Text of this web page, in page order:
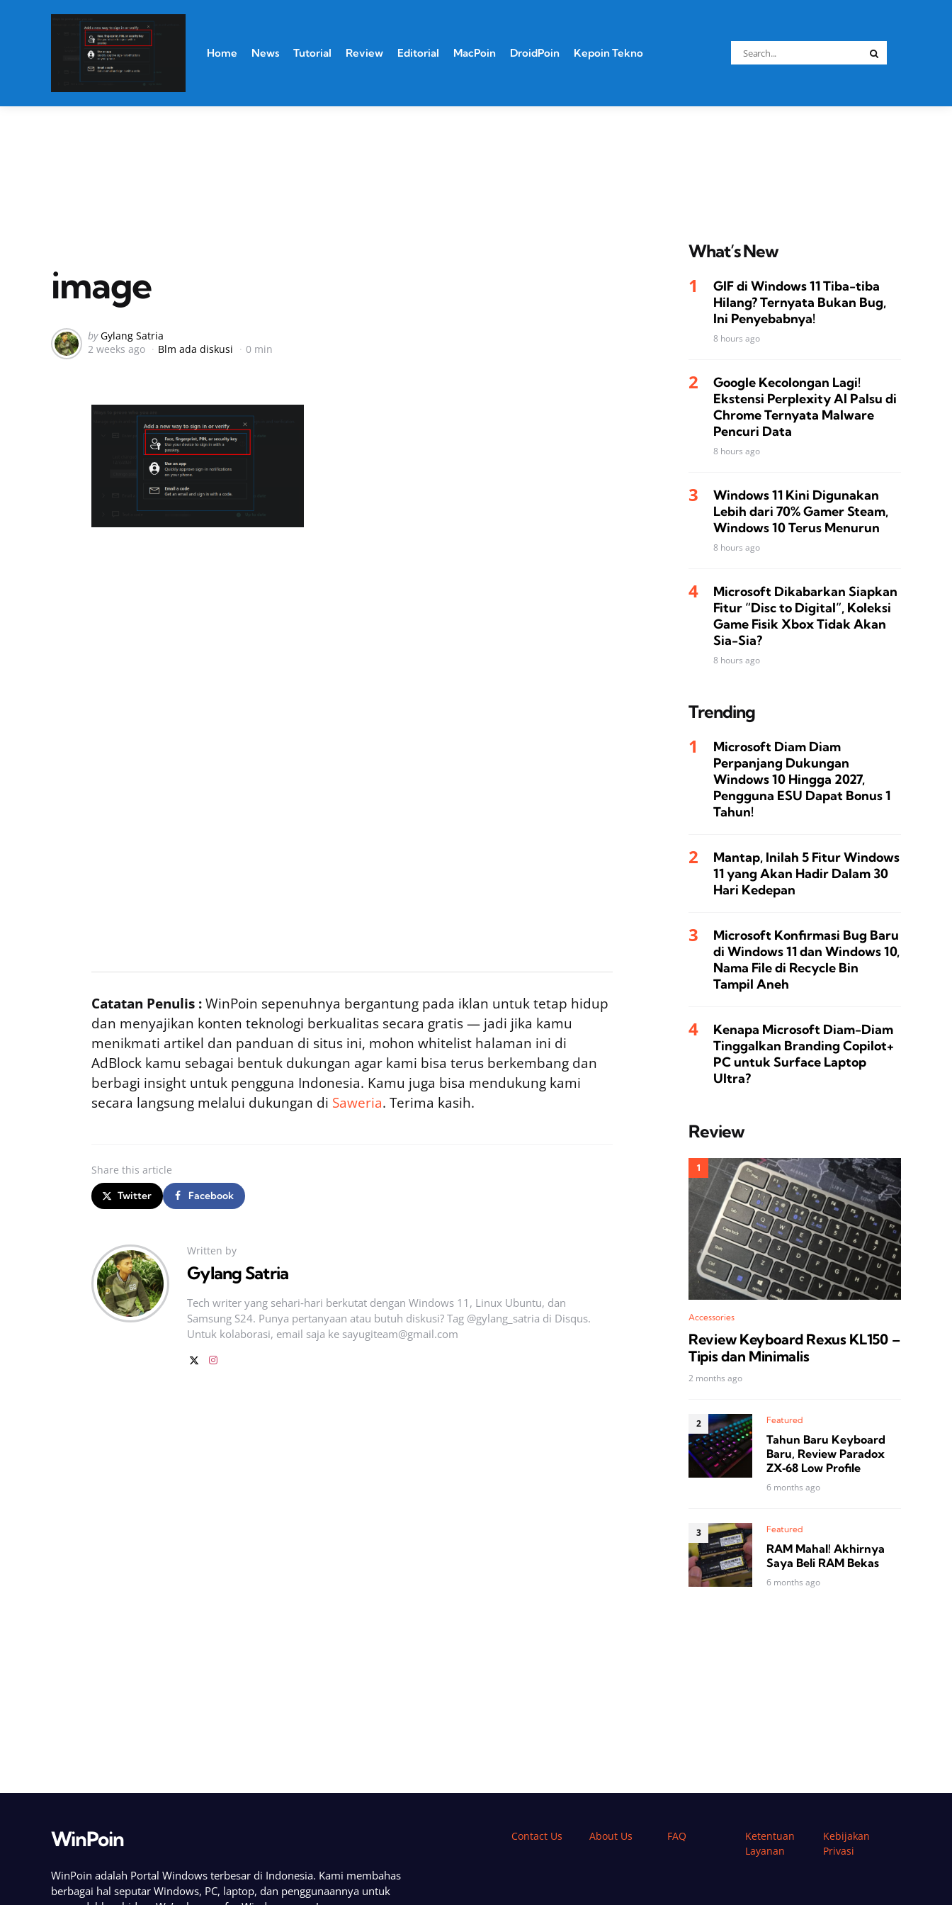
Home News Tutorial Review Editorial MacPoin DroidPoin Kepoin Tekno
Search
for:
image
Posted
by
by Gylang Satria
2 weeks ago
Blm ada diskusi 0 min
Catatan Penulis :WinPoin sepenuhnya bergantung pada iklan untuk tetap hidup
dan menyajikan konten teknologi berkualitas secara gratis — jadi jika kamu
menikmati artikel dan panduan di situs ini, mohon whitelist halaman ini di
AdBlock kamu sebagai bentuk dukungan agar kami bisa terus berkembang dan
berbagi insight untuk pengguna Indonesia. Kamu juga bisa mendukung kami
secara langsung melalui dukungan di Saweria. Terima kasih.
Share this article
Twitter Facebook
Written by
Gylang Satria
Tech writer yang sehari‑hari berkutat dengan Windows 11, Linux Ubuntu, dan
Samsung S24. Punya pertanyaan atau butuh diskusi? Tag @gylang_satria di Disqus.
Untuk kolaborasi, email saja ke sayugiteam@gmail.com
What’s New
GIF di Windows 11 Tiba-tiba
Hilang? Ternyata Bukan Bug,
Ini Penyebabnya!
8 hours ago
Google Kecolongan Lagi!
Ekstensi Perplexity AI Palsu di
Chrome Ternyata Malware
Pencuri Data
8 hours ago
Windows 11 Kini Digunakan
Lebih dari 70% Gamer Steam,
Windows 10 Terus Menurun
8 hours ago
Microsoft Dikabarkan Siapkan
Fitur “Disc to Digital”, Koleksi
Game Fisik Xbox Tidak Akan
Sia-Sia?
8 hours ago
Trending
Microsoft Diam Diam
Perpanjang Dukungan
Windows 10 Hingga 2027,
Pengguna ESU Dapat Bonus 1
Tahun!
Mantap, Inilah 5 Fitur Windows
11 yang Akan Hadir Dalam 30
Hari Kedepan
Microsoft Konfirmasi Bug Baru
di Windows 11 dan Windows 10,
Nama File di Recycle Bin
Tampil Aneh
Kenapa Microsoft Diam-Diam
Tinggalkan Branding Copilot+
PC untuk Surface Laptop
Ultra?
Review
Accessories
Review Keyboard Rexus KL150 –
Tipis dan Minimalis
2 months ago
Featured
Tahun Baru Keyboard
Baru, Review Paradox
ZX‑68 Low Profile
6 months ago
Featured
RAM Mahal! Akhirnya
Saya Beli RAM Bekas
6 months ago
WinPoin
WinPoin adalah Portal Windows terbesar di Indonesia. Kami membahas
berbagai hal seputar Windows, PC, laptop, dan penggunaannya untuk
Contact Us About Us FAQ
Ketentuan
Layanan
Kebijakan
Privasi